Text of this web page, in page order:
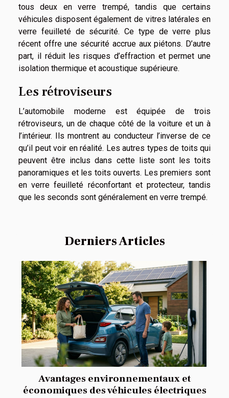
tous deux en verre trempé, tandis que certains
véhicules disposent également de vitres latérales en
verre feuilleté de sécurité. Ce type de verre plus
récent offre une sécurité accrue aux piétons. D’autre
part, il réduit les risques d’effraction et permet une
isolation thermique et acoustique supérieure.
Les rétroviseurs
L’automobile moderne est équipée de trois
rétroviseurs, un de chaque côté de la voiture et un à
l’intérieur. Ils montrent au conducteur l’inverse de ce
qu’il peut voir en réalité. Les autres types de toits qui
peuvent être inclus dans cette liste sont les toits
panoramiques et les toits ouverts. Les premiers sont
en verre feuilleté réconfortant et protecteur, tandis
que les seconds sont généralement en verre trempé.
Derniers Articles
Avantages environnementaux et
économiques des véhicules électriques